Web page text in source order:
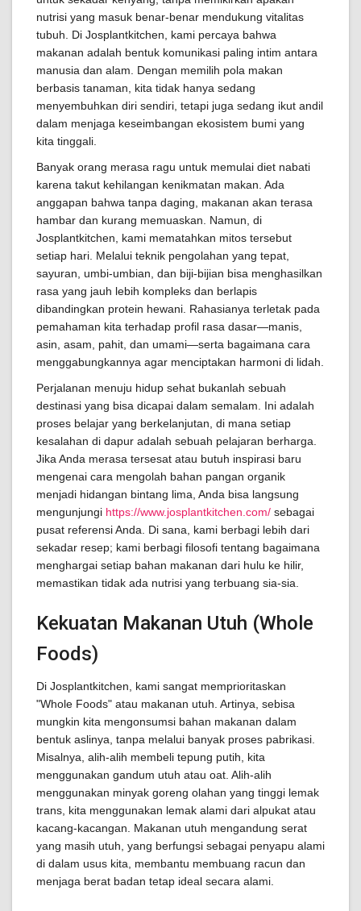
nutrisi yang masuk benar-benar mendukung vitalitas
tubuh. Di Josplantkitchen, kami percaya bahwa
makanan adalah bentuk komunikasi paling intim antara
manusia dan alam. Dengan memilih pola makan
berbasis tanaman, kita tidak hanya sedang
menyembuhkan diri sendiri, tetapi juga sedang ikut andil
dalam menjaga keseimbangan ekosistem bumi yang
kita tinggali.
Banyak orang merasa ragu untuk memulai diet nabati
karena takut kehilangan kenikmatan makan. Ada
anggapan bahwa tanpa daging, makanan akan terasa
hambar dan kurang memuaskan. Namun, di
Josplantkitchen, kami mematahkan mitos tersebut
setiap hari. Melalui teknik pengolahan yang tepat,
sayuran, umbi-umbian, dan biji-bijian bisa menghasilkan
rasa yang jauh lebih kompleks dan berlapis
dibandingkan protein hewani. Rahasianya terletak pada
pemahaman kita terhadap profil rasa dasar—manis,
asin, asam, pahit, dan umami—serta bagaimana cara
menggabungkannya agar menciptakan harmoni di lidah.
Perjalanan menuju hidup sehat bukanlah sebuah
destinasi yang bisa dicapai dalam semalam. Ini adalah
proses belajar yang berkelanjutan, di mana setiap
kesalahan di dapur adalah sebuah pelajaran berharga.
Jika Anda merasa tersesat atau butuh inspirasi baru
mengenai cara mengolah bahan pangan organik
menjadi hidangan bintang lima, Anda bisa langsung
mengunjungi https://www.josplantkitchen.com/ sebagai
pusat referensi Anda. Di sana, kami berbagi lebih dari
sekadar resep; kami berbagi filosofi tentang bagaimana
menghargai setiap bahan makanan dari hulu ke hilir,
memastikan tidak ada nutrisi yang terbuang sia-sia.
Kekuatan Makanan Utuh (Whole
Foods)
Di Josplantkitchen, kami sangat memprioritaskan
"Whole Foods" atau makanan utuh. Artinya, sebisa
mungkin kita mengonsumsi bahan makanan dalam
bentuk aslinya, tanpa melalui banyak proses pabrikasi.
Misalnya, alih-alih membeli tepung putih, kita
menggunakan gandum utuh atau oat. Alih-alih
menggunakan minyak goreng olahan yang tinggi lemak
trans, kita menggunakan lemak alami dari alpukat atau
kacang-kacangan. Makanan utuh mengandung serat
yang masih utuh, yang berfungsi sebagai penyapu alami
di dalam usus kita, membantu membuang racun dan
menjaga berat badan tetap ideal secara alami.